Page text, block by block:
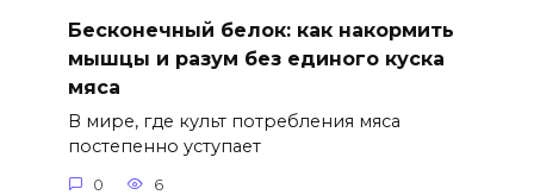
Бесконечный белок: как накормить
мышцы и разум без единого куска
мяса
В мире, где культ потребления мяса
постепенно уступает
0 6